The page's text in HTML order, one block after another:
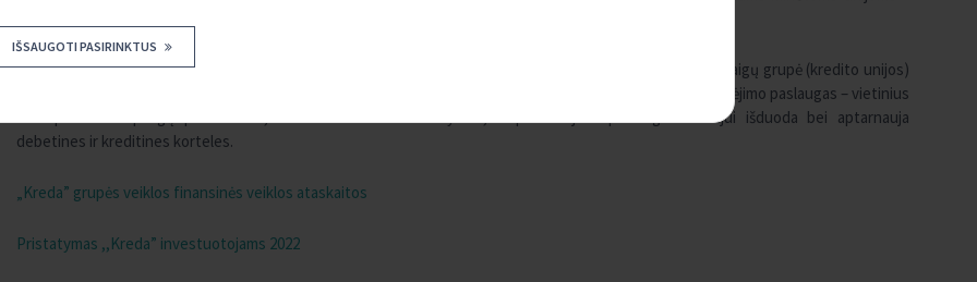
IŠSAUGOTI PASIRINKTUS
JCKU kartu su „Kreda“ grupės narėmis yra antra pagal dydį kooperatiniais pagrindais veikianti finansų įstaigų grupė (kredito unijos)
Lietuvoje, kuri savo nariams (klientams) teikia šias paslaugas: priima indėlius, išduoda paskolas, teikia mokėjimo paslaugas – vietinius
ir tarptautinius pinigų pervedimus, dokumentinius atsiskaitymus, tarpininkaujant paslaugos teikėjui išduoda bei aptarnauja
debetines ir kreditines korteles.
„Kreda” grupės veiklos finansinės veiklos ataskaitos
Pristatymas ,,Kreda” investuotojams 2022